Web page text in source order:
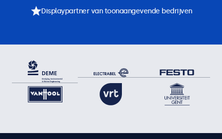
Displaypartner van toonaangevende bedrijven